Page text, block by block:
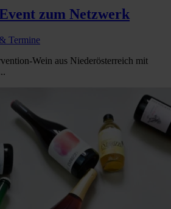
zum Netzwerk
Termine
Wein aus Niederösterreich mit